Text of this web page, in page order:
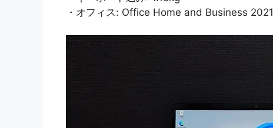
・オフィス: Office Home and Business 2021